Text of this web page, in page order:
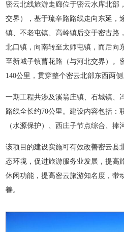
密云北线旅游走廊位于密云水库北部
交界），基于琉辛路路线走向东延，
镇、不老屯镇、高岭镇后交于密古路
北口镇，向南转至太师屯镇，而后向
至新城子镇曹花路（与河北交界）。
140公里，贯穿整个密云北部东西两侧
一期工程共涉及溪翁庄镇、石城镇、
路线全长约70公里。建设内容包括：
（水源保护）、西庄子节点综合、捧
该项目的建设实施可有效改善密云县
态环境，促进旅游服务业发展，提高
休闲功能，提高密云旅游知名度，带
善。